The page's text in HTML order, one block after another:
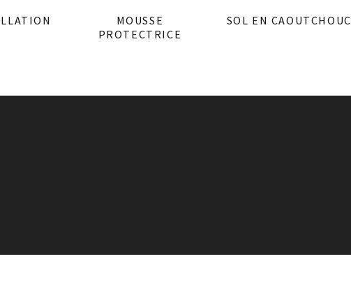
MOUSSE
PROTECTRICE
SOL EN CAOUTCHOUC